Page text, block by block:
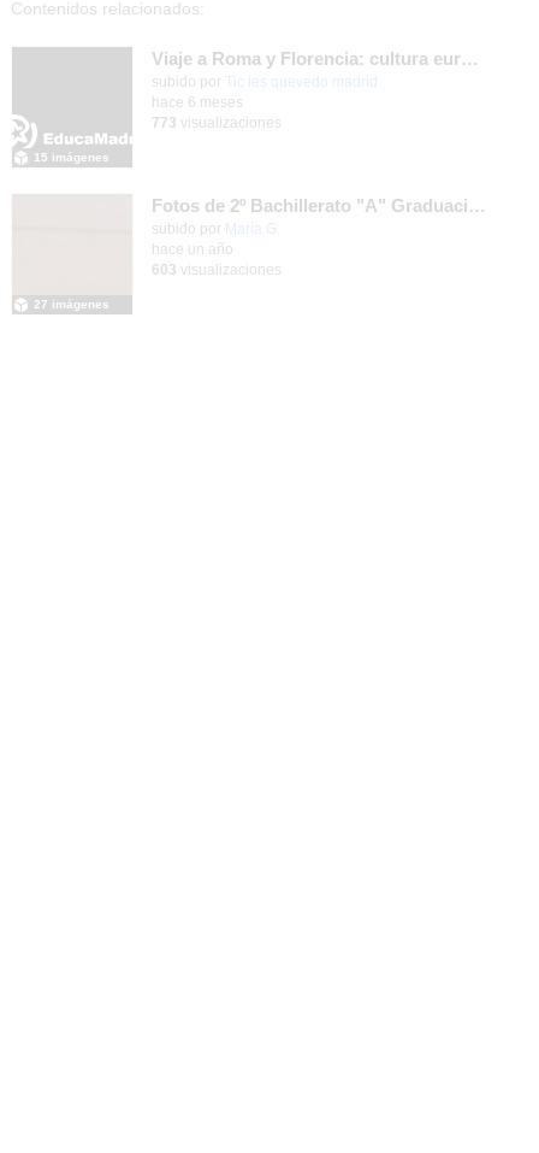
Contenidos relacionados:
Viaje a Roma y Florencia: cultura europea para 2º de Bachillerato en diciembre 2025
subido por Tic ies quevedo madrid
15 imágenes
hace 6 meses
773 visualizaciones
Fotos de 2º Bachillerato "A" Graduación 2025
Contenido educativo.
subido por María G.
27 imágenes
hace un año
603 visualizaciones